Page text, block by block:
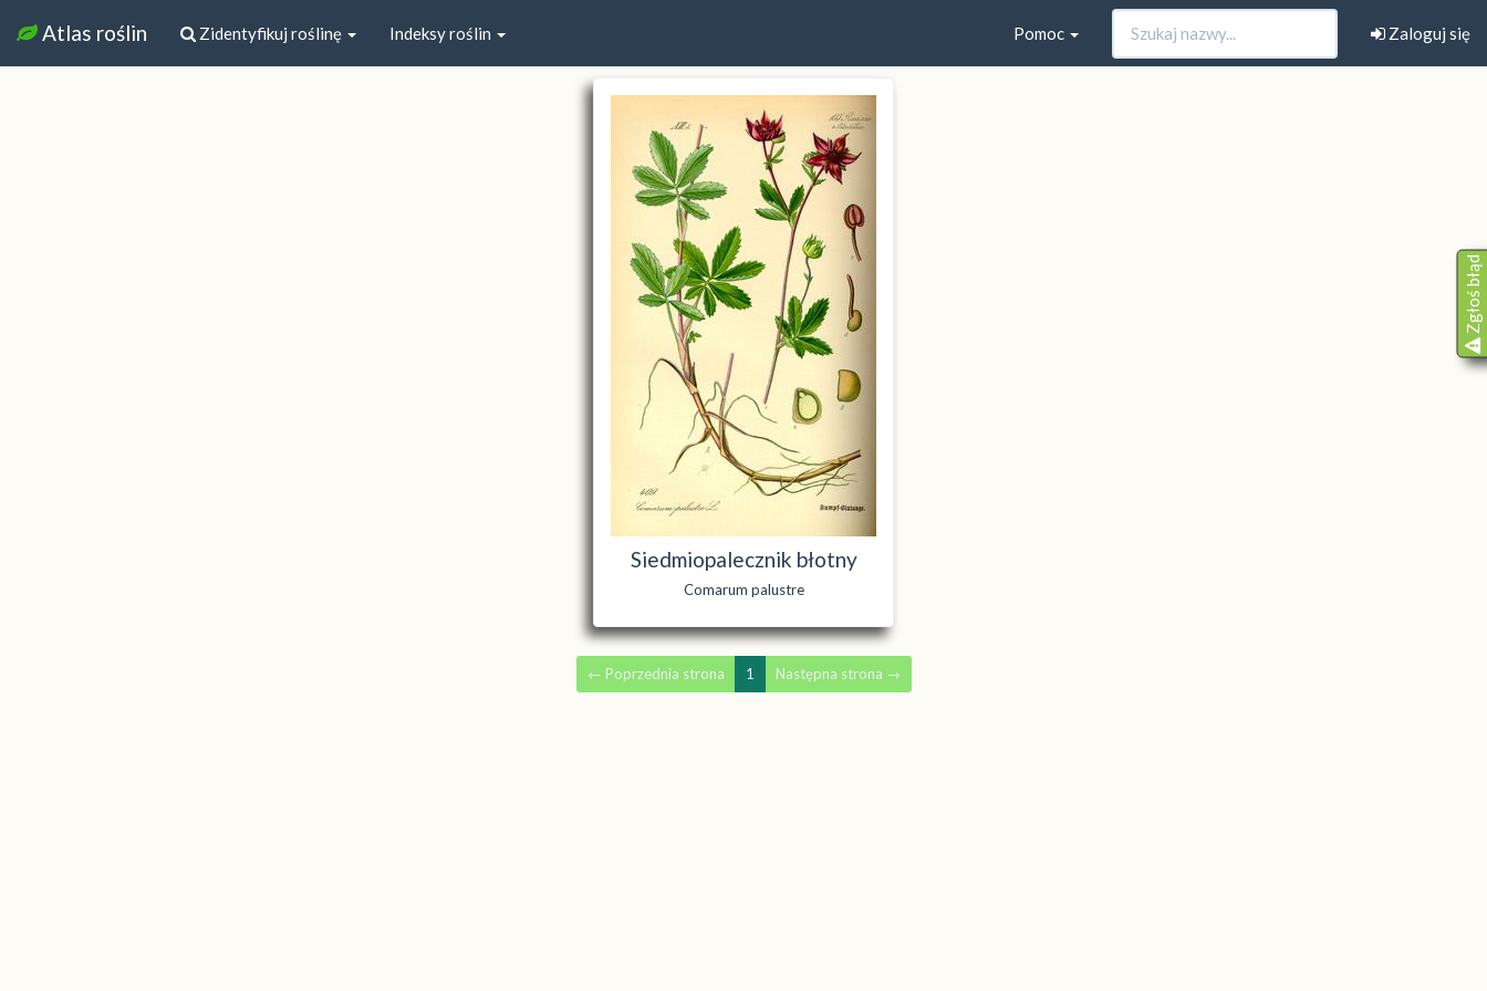
Atlas roślin Zidentyfikuj roślinę Indeksy roślin Zaloguj się
Pomoc
Siedmiopalecznik błotny
Comarum palustre
← Poprzednia strona 1 Następna strona →
Zgłoś błąd